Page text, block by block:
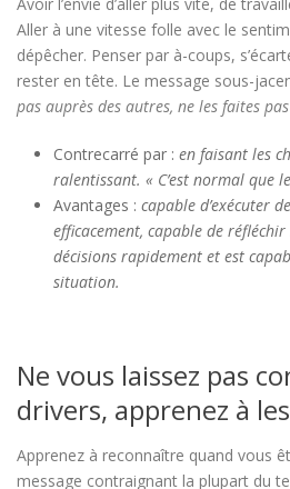
Aller à une vitesse folle avec le
dépêcher. Penser par à-coups,
rester en tête. Le message sous-
pas auprès des autres, ne les faites
Contrecarré par : en faisant les
ralentissant. « C’est normal que
Avantages : capable d’exécuter
efficacement, capable de
décisions rapidement et est
situation.
Ne vous laissez pas
drivers, apprenez à
Apprenez à reconnaître quand vous
message contraignant la plupart du